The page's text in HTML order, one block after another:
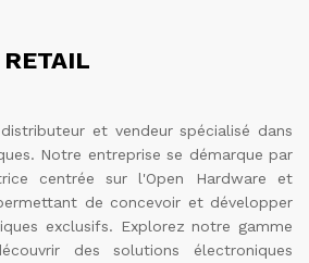
et vendeur spécialisé dans
Notre entreprise se démarque par
centrée sur l'Open Hardware et
de concevoir et développer
exclusifs. Explorez notre gamme
des solutions électroniques